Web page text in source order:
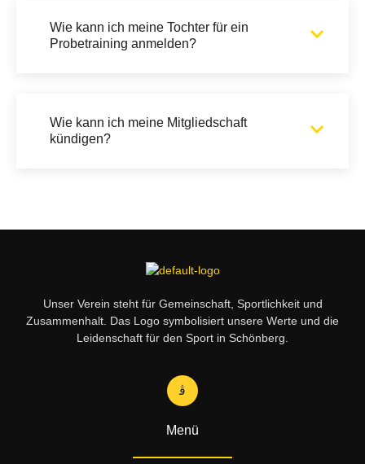
Wie kann ich meine Tochter für ein
Probetraining anmelden?
Wie kann ich meine Mitgliedschaft
kündigen?
Unser Verein steht für Gemeinschaft, Sportlichkeit und
Zusammenhalt. Das Logo symbolisiert unsere Werte und die
Leidenschaft für den Sport in Schönberg.
Menü